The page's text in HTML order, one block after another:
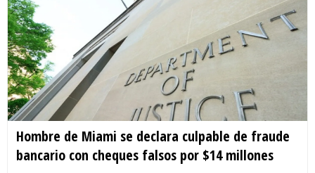
Hombre de Miami se declara culpable de fraude
bancario con cheques falsos por $14 millones